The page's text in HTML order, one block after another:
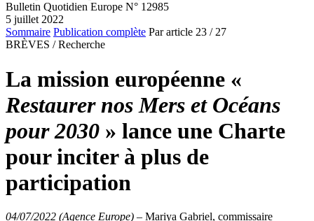
Bulletin Quotidien Europe N° 12985
5 juillet 2022
Sommaire Publication complète Par article 23 / 27
BRÈVES / Recherche
La mission européenne «
Restaurer nos Mers et Océans
pour 2030 » lance une Charte
pour inciter à plus de
participation
04/07/2022 (Agence Europe) – Mariya Gabriel, commissaire